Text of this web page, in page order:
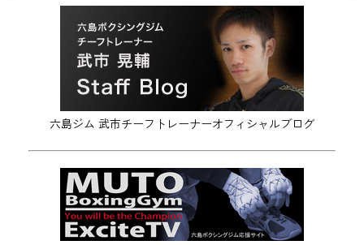
六島ジム 武市チーフトレーナーオフィシャルブログ